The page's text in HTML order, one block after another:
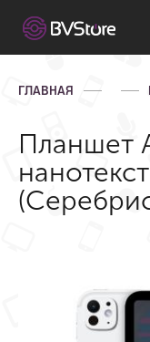
ГЛАВНАЯ
Планшет